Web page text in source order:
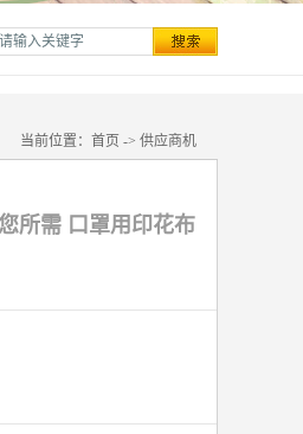
当前位置： 首页 -> 供应商机
所需 口罩用印花布